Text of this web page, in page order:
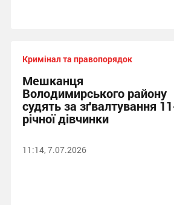
Кримінал та правопорядок
Мешканця
Володимирського району
судять за зґвалтування
річної дівчинки
11:14, 7.07.2026